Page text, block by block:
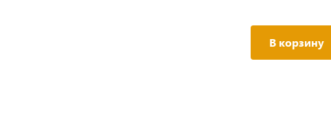
В корзину